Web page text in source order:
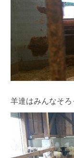
羊達はみんなそろ